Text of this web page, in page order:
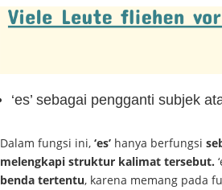
‘es’ sebagai pengganti subjek
Dalam fungsi ini, ‘es’ hanya berfungsi
melengkapi struktur kalimat tersebut.
benda tertentu, karena memang pada